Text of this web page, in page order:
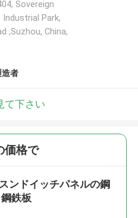
Sovereign
Industrial Park,
,Suzhou, China,
造者
て下さい
価格で
ンドイッチパネルの鋼
鉄板